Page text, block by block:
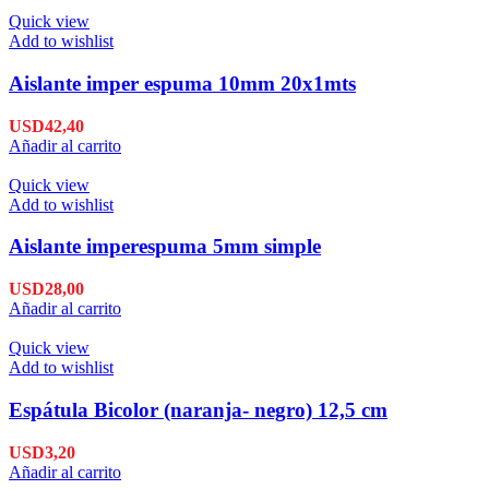
Quick view
Add to wishlist
Aislante imper espuma 10mm 20x1mts
USD42,40
Añadir al carrito
Quick view
Add to wishlist
Aislante imperespuma 5mm simple
USD28,00
Añadir al carrito
Quick view
Add to wishlist
Espátula Bicolor (naranja- negro) 12,5 cm
USD3,20
Añadir al carrito